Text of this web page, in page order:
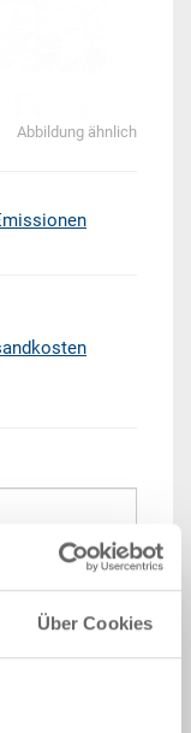
Über Cookies
Abbildung ähnlich